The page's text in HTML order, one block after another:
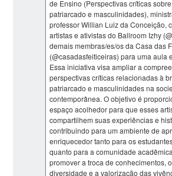
de Ensino (Perspectivas críticas
patriarcado e masculinidades),
professor Willian Luiz da Conceição,
artistas e ativistas do Ballroom Izhy
demais membras/es/os da Casa das
(@casadasfeiticeiras) para uma aula
Essa iniciativa visa ampliar a
perspectivas críticas relacionadas à
patriarcado e masculinidades na
contemporânea. O objetivo é
espaço acolhedor para que esses
compartilhem suas experiências e
contribuindo para um ambiente de
enriquecedor tanto para os
quanto para a comunidade
promover a troca de conhecimentos,
diversidade e a valorização das